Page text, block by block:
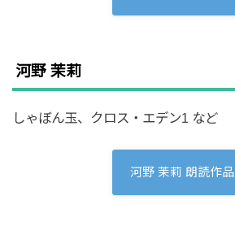
河野 茉莉
しゃぼん玉、クロス・エデン1 など
河野 茉莉 朗読作品